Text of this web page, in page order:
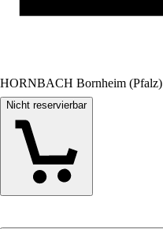
HORNBACH Bornheim (Pfalz)
Nicht reservierbar